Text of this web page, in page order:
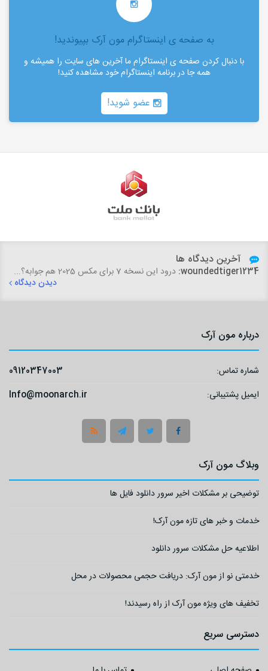
به صفحه ی اینستاگرام مون آرک بپیوندید!
با دنبال کردن صفحه ی اینستاگرام ما آخرین های سایت را همیشه و
همه جا در برنامه اینستاگرام خود مشاهده کنید!
عضو شوید!
آخرین دیدگاه ها
woundedtiger1234: درود این نسخه 7 برای مکس 2025 هم جوابه؟...
دیدن دیدگاه
درباره مون آرک
شماره تماس:
09120347003
ایمیل پشتیبانی:
Info@moonarch.ir
وبلاگ مون آرک
توضیحی بر مشکلات اخیر سرور دانلود فایل ها
خدمات و خبر های تازه مون آرک!
اطلاعیه حل مشکلات سرور دانلود
خدمتی نو از مون آرک: دریافت حجمی محصولات در محل
تخفیف های ویژه مون آرک از راه رسیدند!
دسترسی سریع